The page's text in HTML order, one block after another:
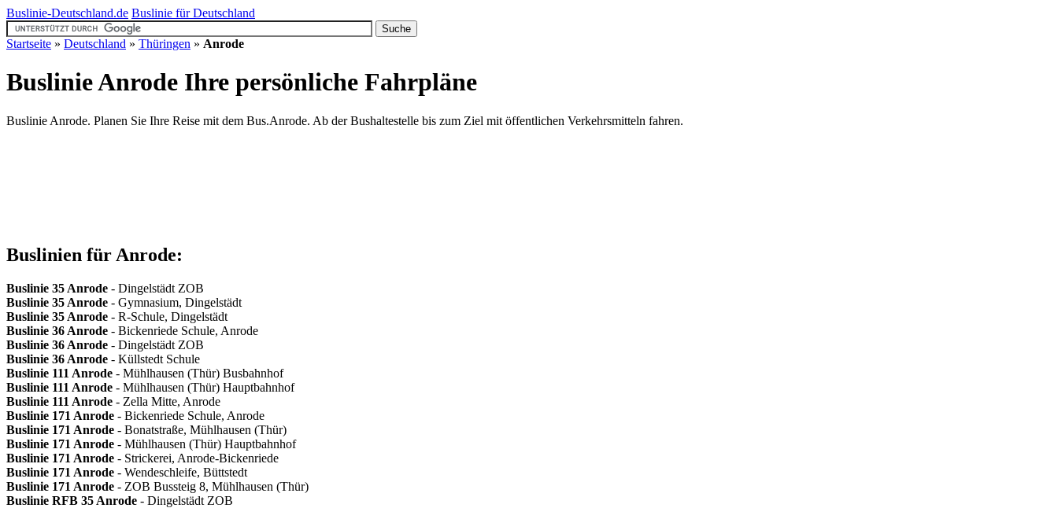
Buslinie-Deutschland.de Buslinie für Deutschland
Startseite » Deutschland » Thüringen » Anrode
Buslinie Anrode Ihre persönliche Fahrpläne
Buslinie Anrode. Planen Sie Ihre Reise mit dem Bus.Anrode. Ab der Bushaltestelle bis zum Ziel mit öffentlichen Verkehrsmitteln fahren.
Buslinien für Anrode:
Buslinie 35 Anrode - Dingelstädt ZOB
Buslinie 35 Anrode - Gymnasium, Dingelstädt
Buslinie 35 Anrode - R-Schule, Dingelstädt
Buslinie 36 Anrode - Bickenriede Schule, Anrode
Buslinie 36 Anrode - Dingelstädt ZOB
Buslinie 36 Anrode - Küllstedt Schule
Buslinie 111 Anrode - Mühlhausen (Thür) Busbahnhof
Buslinie 111 Anrode - Mühlhausen (Thür) Hauptbahnhof
Buslinie 111 Anrode - Zella Mitte, Anrode
Buslinie 171 Anrode - Bickenriede Schule, Anrode
Buslinie 171 Anrode - Bonatstraße, Mühlhausen (Thür)
Buslinie 171 Anrode - Mühlhausen (Thür) Hauptbahnhof
Buslinie 171 Anrode - Strickerei, Anrode-Bickenriede
Buslinie 171 Anrode - Wendeschleife, Büttstedt
Buslinie 171 Anrode - ZOB Bussteig 8, Mühlhausen (Thür)
Buslinie RFB 35 Anrode - Dingelstädt ZOB